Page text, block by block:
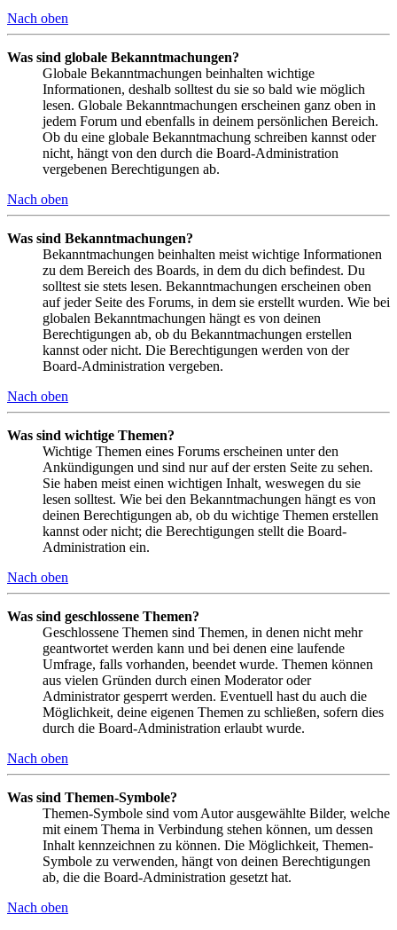
Nach oben
Was sind globale Bekanntmachungen?
Globale Bekanntmachungen beinhalten wichtige
Informationen, deshalb solltest du sie so bald wie möglich
lesen. Globale Bekanntmachungen erscheinen ganz oben in
jedem Forum und ebenfalls in deinem persönlichen Bereich.
Ob du eine globale Bekanntmachung schreiben kannst oder
nicht, hängt von den durch die Board-Administration
vergebenen Berechtigungen ab.
Nach oben
Was sind Bekanntmachungen?
Bekanntmachungen beinhalten meist wichtige Informationen
zu dem Bereich des Boards, in dem du dich befindest. Du
solltest sie stets lesen. Bekanntmachungen erscheinen oben
auf jeder Seite des Forums, in dem sie erstellt wurden. Wie bei
globalen Bekanntmachungen hängt es von deinen
Berechtigungen ab, ob du Bekanntmachungen erstellen
kannst oder nicht. Die Berechtigungen werden von der
Board-Administration vergeben.
Nach oben
Was sind wichtige Themen?
Wichtige Themen eines Forums erscheinen unter den
Ankündigungen und sind nur auf der ersten Seite zu sehen.
Sie haben meist einen wichtigen Inhalt, weswegen du sie
lesen solltest. Wie bei den Bekanntmachungen hängt es von
deinen Berechtigungen ab, ob du wichtige Themen erstellen
kannst oder nicht; die Berechtigungen stellt die Board-
Administration ein.
Nach oben
Was sind geschlossene Themen?
Geschlossene Themen sind Themen, in denen nicht mehr
geantwortet werden kann und bei denen eine laufende
Umfrage, falls vorhanden, beendet wurde. Themen können
aus vielen Gründen durch einen Moderator oder
Administrator gesperrt werden. Eventuell hast du auch die
Möglichkeit, deine eigenen Themen zu schließen, sofern dies
durch die Board-Administration erlaubt wurde.
Nach oben
Was sind Themen-Symbole?
Themen-Symbole sind vom Autor ausgewählte Bilder, welche
mit einem Thema in Verbindung stehen können, um dessen
Inhalt kennzeichnen zu können. Die Möglichkeit, Themen-
Symbole zu verwenden, hängt von deinen Berechtigungen
ab, die die Board-Administration gesetzt hat.
Nach oben